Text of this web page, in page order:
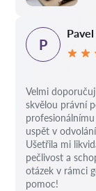
P
Velmi
skvělou právní
uspět v
Ušetřila mi
pečlivost a
otázek v rámci
pomoc!